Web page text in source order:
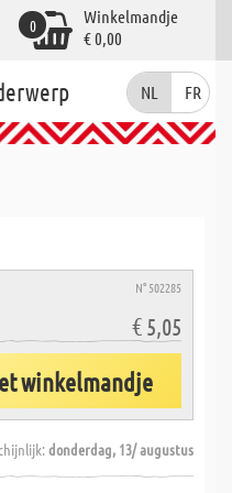
Winkelmandje
€ 0,00
0
NL FR
N° 502285
€ 5,05
winkelmandje
donderdag, 13/ augustus